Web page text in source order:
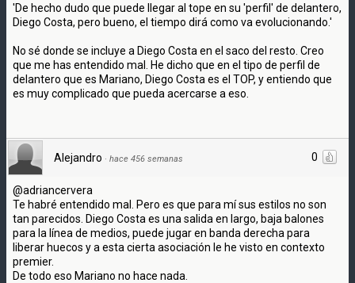
'De hecho dudo que puede llegar al tope en su 'perfil' de delantero,
Diego Costa, pero bueno, el tiempo dirá como va evolucionando.'
No sé donde se incluye a Diego Costa en el saco del resto. Creo
que me has entendido mal. He dicho que en el tipo de perfil de
delantero que es Mariano, Diego Costa es el TOP, y entiendo que
es muy complicado que pueda acercarse a eso.
0
Alejandro · hace 456 semanas
@adriancervera
Te habré entendido mal. Pero es que para mí sus estilos no son
tan parecidos. Diego Costa es una salida en largo, baja balones
para la línea de medios, puede jugar en banda derecha para
liberar huecos y a esta cierta asociación le he visto en contexto
premier.
De todo eso Mariano no hace nada.